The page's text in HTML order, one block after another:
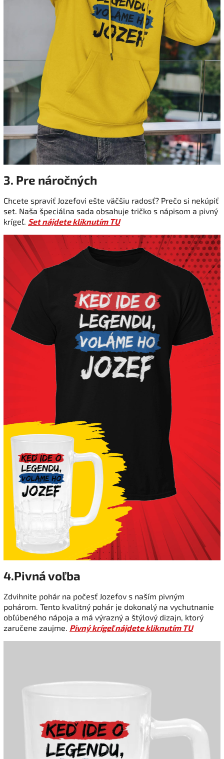
3. Pre náročných
Chcete spraviť Jozefovi ešte väčšiu radosť? Prečo si nekúpiť
set. Naša špeciálna sada obsahuje tričko s nápisom a pivný
krígeľ. Set nájdete kliknutím TU
4.Pivná voľba
Zdvihnite pohár na počesť Jozefov s naším pivným
pohárom. Tento kvalitný pohár je dokonalý na vychutnanie
obľúbeného nápoja a má výrazný a štýlový dizajn, ktorý
zaručene zaujme. Pivný krígeľ nájdete kliknutím TU